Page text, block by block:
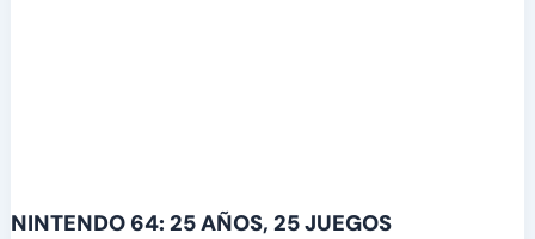
NINTENDO 64: 25 AÑOS, 25 JUEGOS